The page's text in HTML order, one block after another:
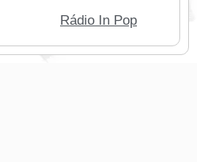
Rádio In Pop